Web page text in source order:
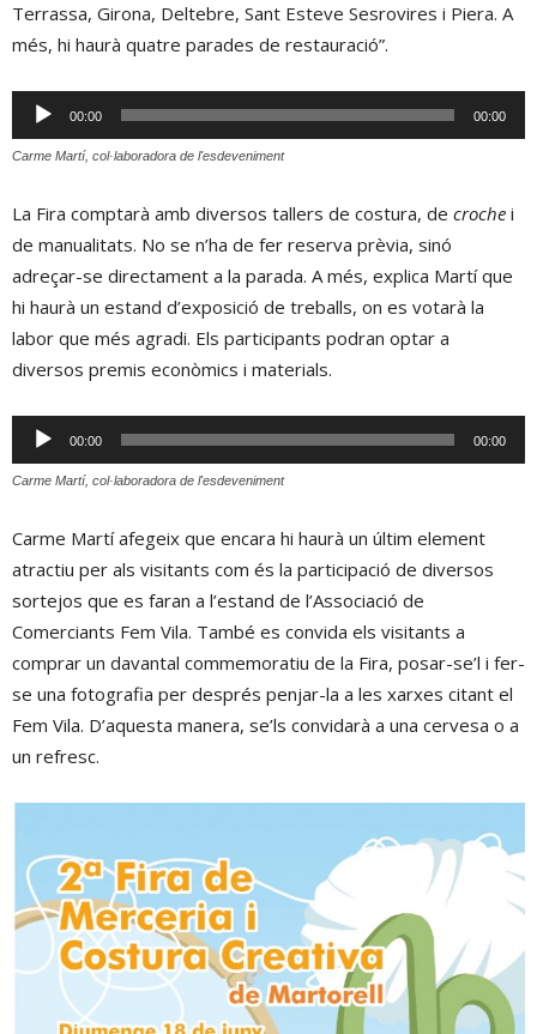
Terrassa, Girona, Deltebre, Sant Esteve Sesrovires i Piera. A
més, hi haurà quatre parades de restauració”.
Reproductor
d'àudio
00:00 00:00
Carme Martí, col·laboradora de l'esdeveniment
La Fira comptarà amb diversos tallers de costura, de croche i
de manualitats. No se n’ha de fer reserva prèvia, sinó
adreçar-se directament a la parada. A més, explica Martí que
hi haurà un estand d’exposició de treballs, on es votarà la
labor que més agradi. Els participants podran optar a
diversos premis econòmics i materials.
Reproductor
d'àudio
00:00 00:00
Carme Martí, col·laboradora de l'esdeveniment
Carme Martí afegeix que encara hi haurà un últim element
atractiu per als visitants com és la participació de diversos
sortejos que es faran a l’estand de l’Associació de
Comerciants Fem Vila. També es convida els visitants a
comprar un davantal commemoratiu de la Fira, posar-se’l i fer-
se una fotografia per després penjar-la a les xarxes citant el
Fem Vila. D’aquesta manera, se’ls convidarà a una cervesa o a
un refresc.